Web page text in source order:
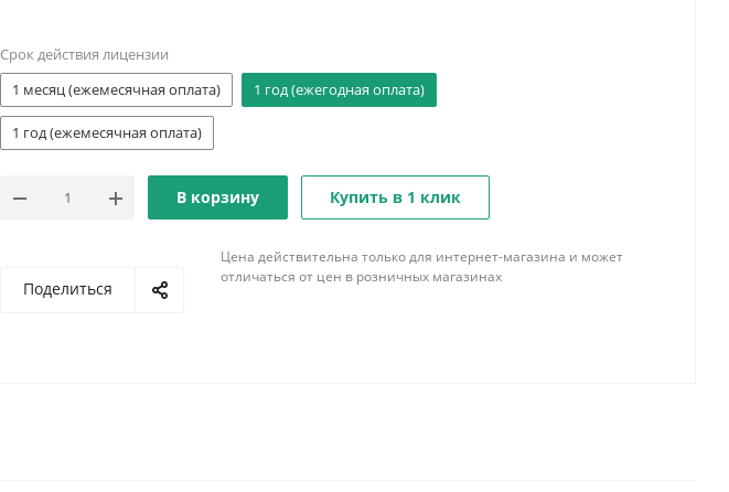
Срок действия лицензии
1 месяц (ежемесячная оплата)
1 год (ежегодная оплата)
1 год (ежемесячная оплата)
В корзину Купить в 1 клик
Поделиться
Цена действительна только для интернет-магазина и может
отличаться от цен в розничных магазинах